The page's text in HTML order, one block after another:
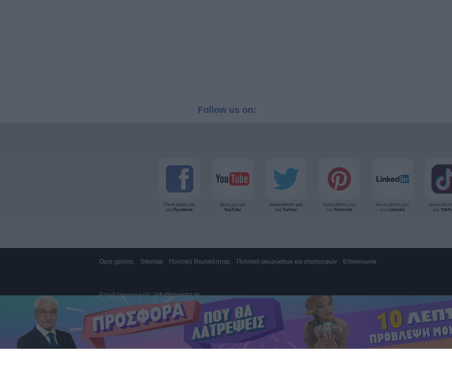
Follow us on:
Όροι χρήσης Sitemap Πολιτική Ιδιωτικότητας Πολιτική ακυρώσεων και επιστροφών Επικοινωνία
Email επικοινωνίας:info@myastro.gr
GTEL Communications IKE. Αγίας Τριάδος 1, Αγία Παρασκευή 15343, Γραμμή υποστήριξης 2111883428
Κλήση 14788, σταθερό 1,19€/λεπτό (*), κινητό 1,20€/λεπτό με ελάχιστη χρέωση το πρώτο λεπτό (**)
Καπα-TEL AE, Χαλανδρίου 73 & Πηγάσου 2, Μαρούσι 15125, τηλ. 2130161800.
Αποστολή sms στο 54529, 1,36€/μήνυμα (**)
Αποστολή sms στο 54848, 1€/μήνυμα (**)